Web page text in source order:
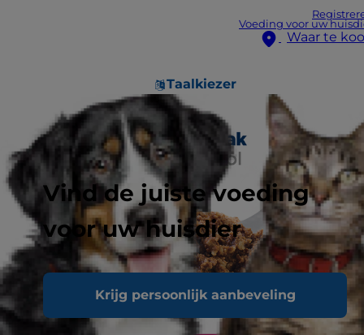
Voeding voor uw
Waar te
Taalkiezer
Vind de juiste voeding
voor uw huisdier
Krijg persoonlijk aanbeveling